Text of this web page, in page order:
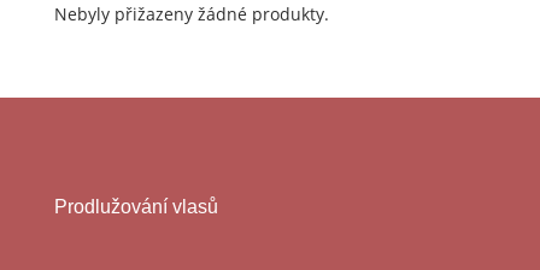
Nebyly přižazeny žádné produkty.
Prodlužování vlasů